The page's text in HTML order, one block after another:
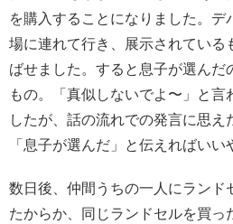
を購入することになりました。デ
場に連れて行き、展示されている
ばせました。すると息子が選んだ
もの。「真似しないでよ〜」と言
したが、話の流れでの発言に思え
「息子が選んだ」と伝えればいい
数日後、仲間うちの一人にランド
たからか、同じランドセルを買っ